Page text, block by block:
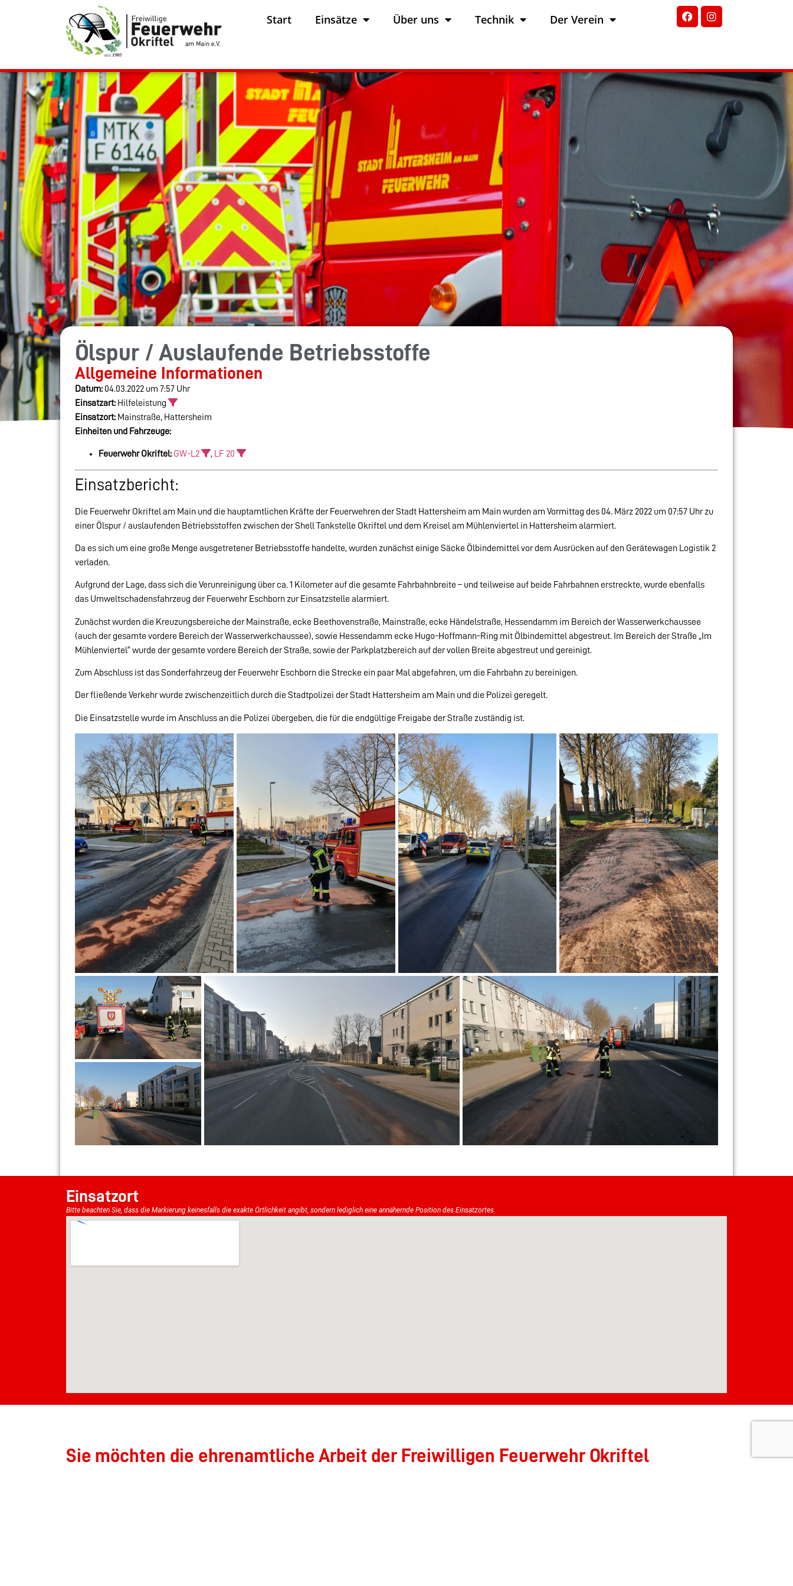
Start Einsätze Über uns Technik Der Verein
Ölspur / Auslaufende Betriebsstoffe
Allgemeine Informationen
Datum: 04.03.2022 um 7:57 Uhr
Einsatzart: Hilfeleistung
Einsatzort: Mainstraße, Hattersheim
Einheiten und Fahrzeuge:
Feuerwehr Okriftel: GW-L2 , LF 20
Einsatzbericht:
Die Feuerwehr Okriftel am Main und die hauptamtlichen Kräfte der Feuerwehren der Stadt Hattersheim am Main wurden am Vormittag des 04. März 2022 um 07:57 Uhr zu
einer Ölspur / auslaufenden Betriebsstoffen zwischen der Shell Tankstelle Okriftel und dem Kreisel am Mühlenviertel in Hattersheim alarmiert.
Da es sich um eine große Menge ausgetretener Betriebsstoffe handelte, wurden zunächst einige Säcke Ölbindemittel vor dem Ausrücken auf den Gerätewagen Logistik 2
verladen.
Aufgrund der Lage, dass sich die Verunreinigung über ca. 1 Kilometer auf die gesamte Fahrbahnbreite – und teilweise auf beide Fahrbahnen erstreckte, wurde ebenfalls
das Umweltschadensfahrzeug der Feuerwehr Eschborn zur Einsatzstelle alarmiert.
Zunächst wurden die Kreuzungsbereiche der Mainstraße, ecke Beethovenstraße, Mainstraße, ecke Händelstraße, Hessendamm im Bereich der Wasserwerkchaussee
(auch der gesamte vordere Bereich der Wasserwerkchaussee), sowie Hessendamm ecke Hugo-Hoffmann-Ring mit Ölbindemittel abgestreut. Im Bereich der Straße „Im
Mühlenviertel“ wurde der gesamte vordere Bereich der Straße, sowie der Parkplatzbereich auf der vollen Breite abgestreut und gereinigt.
Zum Abschluss ist das Sonderfahrzeug der Feuerwehr Eschborn die Strecke ein paar Mal abgefahren, um die Fahrbahn zu bereinigen.
Der fließende Verkehr wurde zwischenzeitlich durch die Stadtpolizei der Stadt Hattersheim am Main und die Polizei geregelt.
Die Einsatzstelle wurde im Anschluss an die Polizei übergeben, die für die endgültige Freigabe der Straße zuständig ist.
Einsatzort
Bitte beachten Sie, dass die Markierung keinesfalls die exakte Örtlichkeit angibt, sondern lediglich eine annähernde Position des Einsatzortes
Sie möchten die ehrenamtliche Arbeit der Freiwilligen Feuerwehr Okriftel